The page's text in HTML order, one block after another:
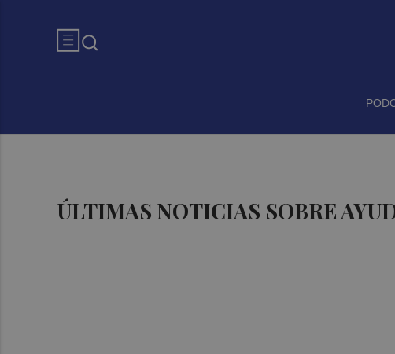
ÚLTIMAS NOTICIAS SOBRE